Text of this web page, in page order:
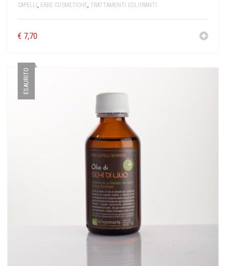
CAPELLI ERBE COSMETICHE TRATTAMENTI COLORANTI
€ 7,70
ESAURITO